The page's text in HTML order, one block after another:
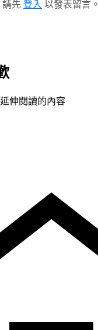
請先 登入 以發表留言。
伸閱讀的內容